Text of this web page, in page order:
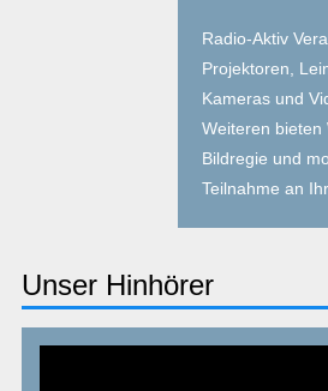
Radio-Aktiv
Projektoren,
Kameras und
Weiteren bieten
Bildregie und
Teilnahme an
Unser Hinhörer